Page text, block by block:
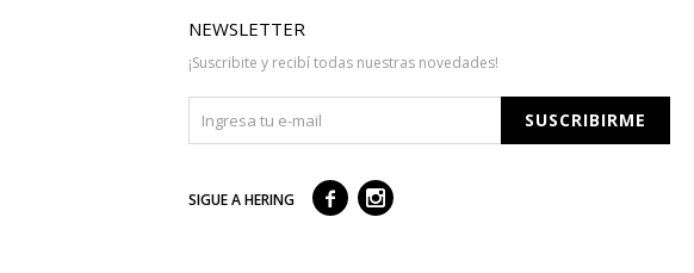
NEWSLETTER
¡Suscribite y recibí todas nuestras novedades!
SUSCRIBIRME
SIGUE A HERING  